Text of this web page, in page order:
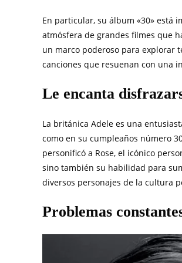
En particular, su álbum «30» está
atmósfera de grandes filmes que
un marco poderoso para explorar
canciones que resuenan con una
Le encanta
La británica Adele es una
como en su cumpleaños número
personificó a Rose, el icónico
sino también su habilidad para
diversos personajes de la cultura
Problemas